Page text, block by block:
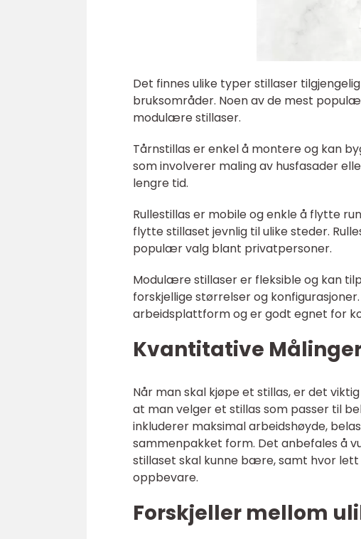
Det finnes ulike typer stillaser
bruksområder. Noen av de mest
modulære stillaser.
Tårnstillas er enkel å montere og kan
som involverer maling av husfasader
lengre tid.
Rullestillas er mobile og enkle å flytte
flytte stillaset jevnlig til ulike steder.
populær valg blant privatpersoner.
Modulære stillaser er fleksible og kan
forskjellige størrelser og
arbeidsplattform og er godt egnet for
Kvantitative
Når man skal kjøpe et stillas, er det
at man velger et stillas som passer til
inkluderer maksimal arbeidshøyde,
sammenpakket form. Det anbefales å
stillaset skal kunne bære, samt hvor
oppbevare.
Forskjeller mellom